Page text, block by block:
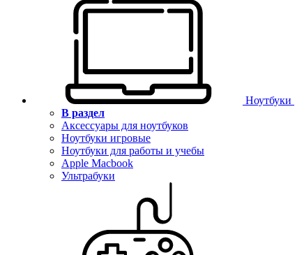
Ноутбуки
В раздел
Аксессуары для ноутбуков
Ноутбуки игровые
Ноутбуки для работы и учебы
Apple Macbook
Ультрабуки